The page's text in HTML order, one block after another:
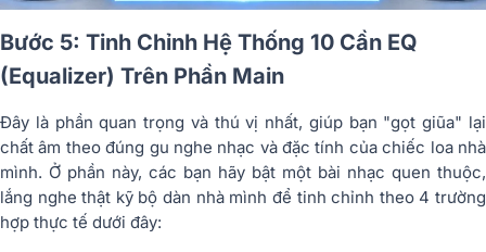
Bước 5: Tinh Chỉnh Hệ Thống 10 Cần EQ
(Equalizer) Trên Phần Main
Đây là phần quan trọng và thú vị nhất, giúp bạn "gọt giũa" lại
chất âm theo đúng gu nghe nhạc và đặc tính của chiếc loa nhà
mình. Ở phần này, các bạn hãy bật một bài nhạc quen thuộc,
lắng nghe thật kỹ bộ dàn nhà mình để tinh chỉnh theo 4 trường
hợp thực tế dưới đây: